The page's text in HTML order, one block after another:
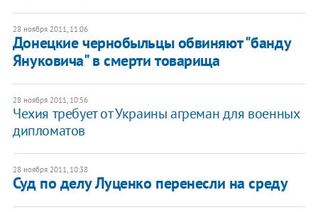
28 ноября 2011, 11:06
Донецкие чернобыльцы обвиняют "банду
Януковича" в смерти товарища
28 ноября 2011, 10:56
Чехия требует от Украины агреман для военных
дипломатов
28 ноября 2011, 10:38
Суд по делу Луценко перенесли на среду